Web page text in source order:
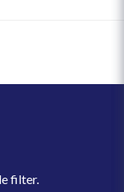
filter.